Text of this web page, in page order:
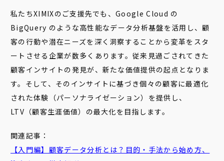
私たちXIMIXのご支援先でも、Google Cloud の
BigQuery のような高性能なデータ分析基盤を活用し、顧
客の行動や潜在ニーズを深く洞察することから変革をスタ
ートさせる企業が数多くあります。従来見過ごされてきた
顧客インサイトの発見が、新たな価値提供の起点となりま
す。そして、そのインサイトに基づき個々の顧客に最適化
された体験（パーソナライゼーション）を提供し、
LTV（顧客生涯価値）の最大化を目指します。
関連記事：
【入門編】顧客データ分析とは？目的・手法から始め方、